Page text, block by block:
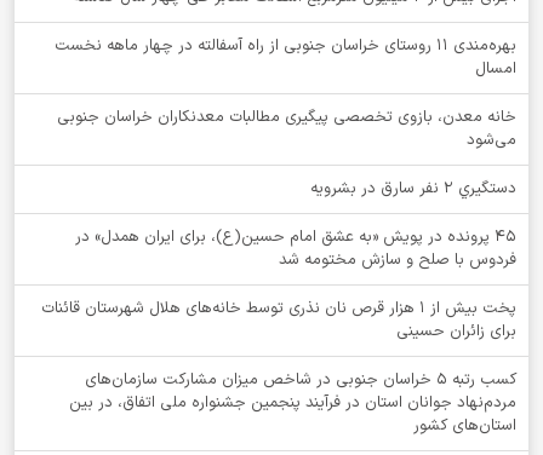
بهره‌مندی ۱۱ روستای خراسان جنوبی از راه آسفالته در چهار ماهه نخست
امسال
خانه معدن، بازوی تخصصی پیگیری مطالبات معدنکاران خراسان جنوبی
می‌شود
دستگيري 2 نفر سارق در بشرويه
۴۵ پرونده در پویش «به عشق امام حسین(ع)، برای ایران همدل» در
فردوس با صلح و سازش مختومه شد
پخت بیش از 1 هزار قرص نان نذری توسط خانه‌های هلال شهرستان قائنات
برای زائران حسینی
کسب رتبه ۵ خراسان جنوبی در شاخص میزان مشارکت سازمان‌های
مردم‌نهاد جوانان استان در فرآیند پنجمین جشنواره ملی اتفاق، در بین
استان‌های کشور